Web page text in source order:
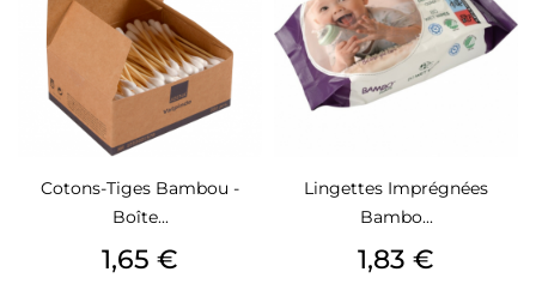
Cotons-Tiges Bambou -
Boîte...
Prix
1,65 €
Lingettes Imprégnées
Bambo...
Prix
1,83 €